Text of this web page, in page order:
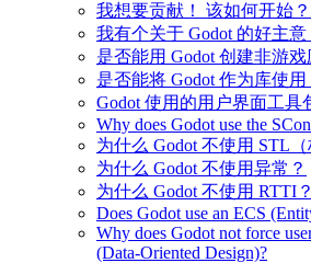
我想要贡献！ 该如何开始？
我有个关于 Godot 的好主
是否能用 Godot 创建非游戏
是否能将 Godot 作为库使用
Godot 使用的用户界面工具
Why does Godot use the
为什么 Godot 不使用 STL
为什么 Godot 不使用异常？
为什么 Godot 不使用 RTTI？
Does Godot use an ECS
Why does Godot not force
(Data-Oriented Design)?